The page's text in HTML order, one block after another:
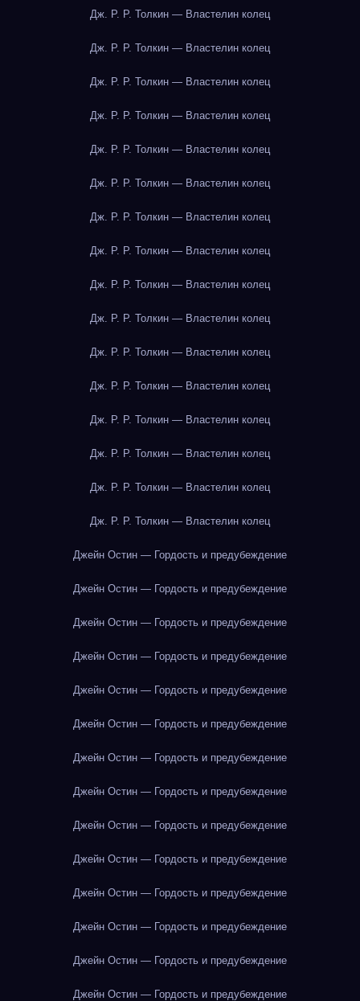
Дж. Р. Р. Толкин — Властелин колец
Дж. Р. Р. Толкин — Властелин колец
Дж. Р. Р. Толкин — Властелин колец
Дж. Р. Р. Толкин — Властелин колец
Дж. Р. Р. Толкин — Властелин колец
Дж. Р. Р. Толкин — Властелин колец
Дж. Р. Р. Толкин — Властелин колец
Дж. Р. Р. Толкин — Властелин колец
Дж. Р. Р. Толкин — Властелин колец
Дж. Р. Р. Толкин — Властелин колец
Дж. Р. Р. Толкин — Властелин колец
Дж. Р. Р. Толкин — Властелин колец
Дж. Р. Р. Толкин — Властелин колец
Дж. Р. Р. Толкин — Властелин колец
Дж. Р. Р. Толкин — Властелин колец
Дж. Р. Р. Толкин — Властелин колец
Джейн Остин — Гордость и предубеждение
Джейн Остин — Гордость и предубеждение
Джейн Остин — Гордость и предубеждение
Джейн Остин — Гордость и предубеждение
Джейн Остин — Гордость и предубеждение
Джейн Остин — Гордость и предубеждение
Джейн Остин — Гордость и предубеждение
Джейн Остин — Гордость и предубеждение
Джейн Остин — Гордость и предубеждение
Джейн Остин — Гордость и предубеждение
Джейн Остин — Гордость и предубеждение
Джейн Остин — Гордость и предубеждение
Джейн Остин — Гордость и предубеждение
Джейн Остин — Гордость и предубеждение